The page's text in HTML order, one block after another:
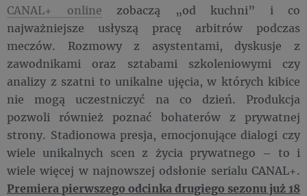
CANAL+ online zobaczą „od kuchni” i co
najważniejsze usłyszą pracę arbitrów podczas
meczów. Rozmowy z asystentami, dyskusje z
zawodnikami oraz sztabami szkoleniowymi czy
analizy z szatni to unikalne ujęcia, w których kibice
nie mogą uczestniczyć na co dzień. Produkcja
pozwoli również poznać bohaterów z prywatnej
strony. Stadionowa presja, emocjonujące dialogi czy
wiele unikalnych scen z życia prywatnego – to i
wiele więcej w najnowszej odsłonie serialu CANAL+.
Premiera pierwszego odcinka drugiego sezonu już 18